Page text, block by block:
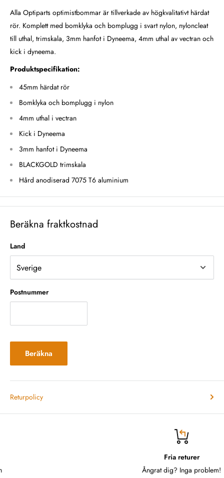
Alla Optiparts optimistbommar är tillverkade av högkvalitativt härdat
rör. Komplett med bomklyka och bomplugg i svart nylon, nyloncleat
till uthal, trimskala, 3mm hanfoti Dyneema, 4mm uthal av vectran och
kick i dyneema.
Produktspecifikation:
45mm härdat rör
Bomklyka och bomplugg i nylon
4mm uthal i vectran
Kick i Dyneema
3mm hanfot i Dyneema
BLACKGOLD trimskala
Hård anodiserad 7075 T6 aluminium
Beräkna fraktkostnad
Land
Postnummer
Beräkna
Returpolicy
Ångrat dig? Inga problem!